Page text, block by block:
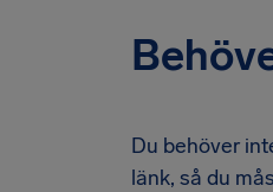
Du behöver
länk, så du